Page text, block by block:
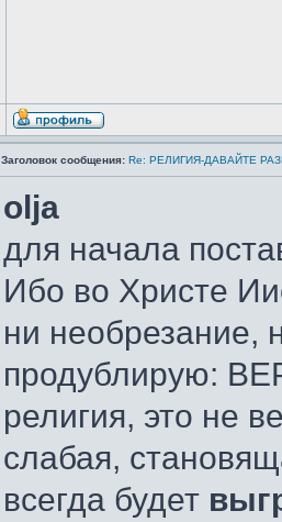
Заголовок сообщения: Re: РЕЛИГИЯ-ДАВАЙТЕ
olja
для начала
Ибо во Христе
ни необрезание,
продублирую:
религия, это не
слабая,
всегда будет